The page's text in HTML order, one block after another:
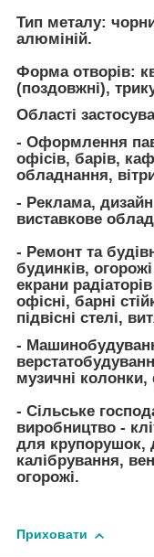
Тип металу:
алюміній.
Форма отворів:
(поздовжні),
Області
- Оформлення
офісів, барів,
обладнання,
- Реклама,
виставкове
- Ремонт та
будинків,
екрани
офісні, барні
підвісні стелі,
-
музичні колонки,
- Сільське
виробництво -
для крупорушок,
калібрування,
огорожі.
Приховати